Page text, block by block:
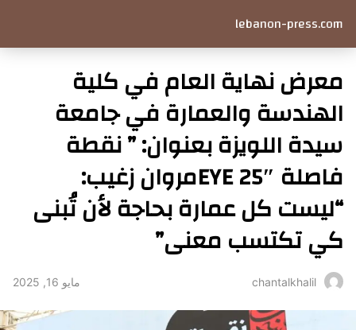
lebanon-press.com
معرض نهاية العام في كلية
الهندسة والعمارة في جامعة
سيدة اللويزة بعنوان: ” نقطة
فاصلة EYE 25″مروان زغيب:
“ليست كل عمارة بحاجة لأن تُبنى
كي تكتسب معنى”
chantalkhalil مايو 16, 2025